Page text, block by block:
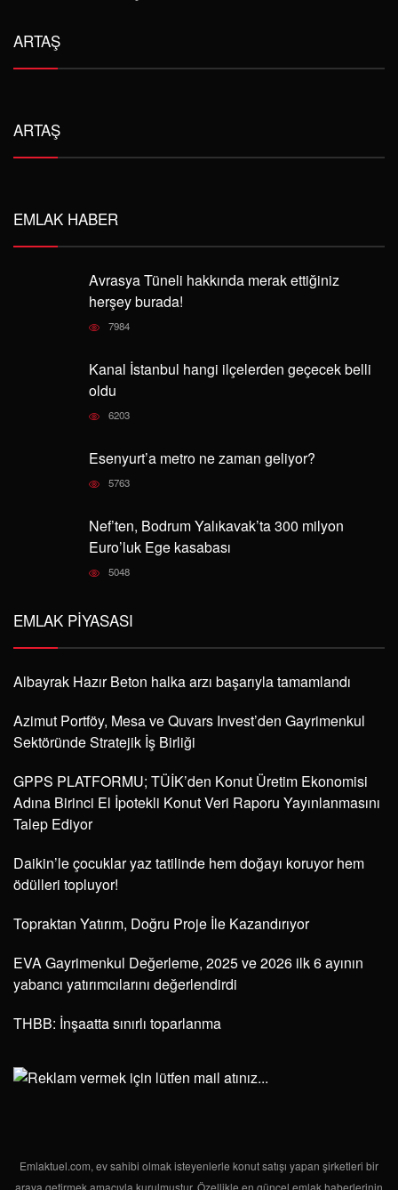
ARTAŞ
ARTAŞ
EMLAK HABER
Avrasya Tüneli hakkında merak ettiğiniz
herşey burada!
7984
Kanal İstanbul hangi ilçelerden geçecek belli
oldu
6203
Esenyurt’a metro ne zaman geliyor?
5763
Nef’ten, Bodrum Yalıkavak’ta 300 milyon
Euro’luk Ege kasabası
5048
EMLAK PIYASASI
Albayrak Hazır Beton halka arzı başarıyla tamamlandı
Azimut Portföy, Mesa ve Quvars Invest’den Gayrimenkul
Sektöründe Stratejik İş Birliği
GPPS PLATFORMU; TÜİK’den Konut Üretim Ekonomisi
Adına Birinci El İpotekli Konut Veri Raporu Yayınlanmasını
Talep Ediyor
Daikin’le çocuklar yaz tatilinde hem doğayı koruyor hem
ödülleri topluyor!
Topraktan Yatırım, Doğru Proje İle Kazandırıyor
EVA Gayrimenkul Değerleme, 2025 ve 2026 ilk 6 ayının
yabancı yatırımcılarını değerlendirdi
THBB: İnşaatta sınırlı toparlanma
Emlaktuel.com, ev sahibi olmak isteyenlerle konut satışı yapan şirketleri bir
araya getirmek amacıyla kurulmuştur. Özellikle en güncel emlak haberlerinin